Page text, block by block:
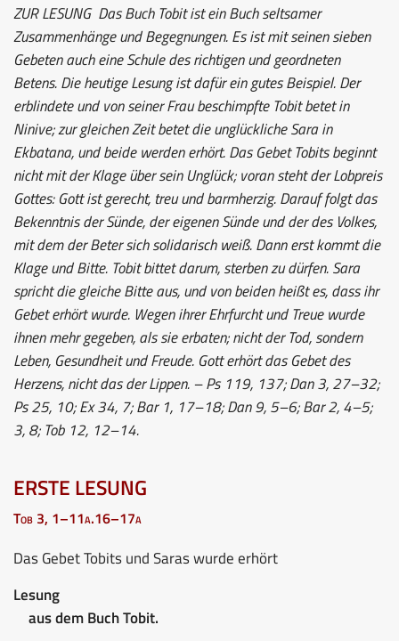
ZUR LESUNGDas Buch Tobit ist ein Buch seltsamer
Zusammenhänge und Begegnungen. Es ist mit seinen sieben
Gebeten auch eine Schule des richtigen und geordneten
Betens. Die heutige Lesung ist dafür ein gutes Beispiel. Der
erblindete und von seiner Frau beschimpfte Tobit betet in
Ninive; zur gleichen Zeit betet die unglückliche Sara in
Ekbatana, und beide werden erhört. Das Gebet Tobits beginnt
nicht mit der Klage über sein Unglück; voran steht der Lobpreis
Gottes: Gott ist gerecht, treu und barmherzig. Darauf folgt das
Bekenntnis der Sünde, der eigenen Sünde und der des Volkes,
mit dem der Beter sich solidarisch weiß. Dann erst kommt die
Klage und Bitte. Tobit bittet darum, sterben zu dürfen. Sara
spricht die gleiche Bitte aus, und von beiden heißt es, dass ihr
Gebet erhört wurde. Wegen ihrer Ehrfurcht und Treue wurde
ihnen mehr gegeben, als sie erbaten; nicht der Tod, sondern
Leben, Gesundheit und Freude. Gott erhört das Gebet des
Herzens, nicht das der Lippen. – Ps 119, 137; Dan 3, 27–32;
Ps 25, 10; Ex 34, 7; Bar 1, 17–18; Dan 9, 5–6; Bar 2, 4–5;
3, 8; Tob 12, 12–14.
ERSTE LESUNG
Tob 3, 1–11a.16–17a
Das Gebet Tobits und Saras wurde erhört
Lesung
aus dem Buch Tobit.